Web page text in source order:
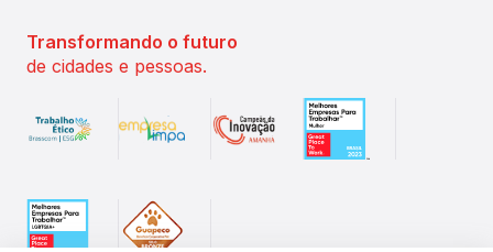
Transformando o futuro
de cidades e pessoas.